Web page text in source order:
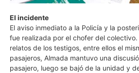
El incidente
El aviso inmediato a la Policía y la
fue realizada por el chofer del
relatos de los testigos, entre ellos el
pasajeros, Almada mantuvo una
pasajero, luego se bajó de la unidad y